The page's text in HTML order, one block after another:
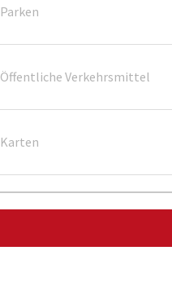
Parken
Öffentliche Verkehrsmittel
Karten